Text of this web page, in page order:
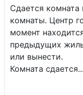
Сдается
комнаты. Центр
момент
предыдущих
или вынести.
Комната сдается...